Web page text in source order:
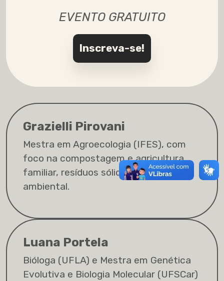
EVENTO GRATUITO
Inscreva-se!
Grazielli Pirovani
Mestra em Agroecologia (IFES), com
foco na compostagem e agricultura
familiar, resíduos sólidos e educação
ambiental.
Luana Portela
Bióloga (UFLA) e Mestra em Genética
Evolutiva e Biologia Molecular (UFSCar)